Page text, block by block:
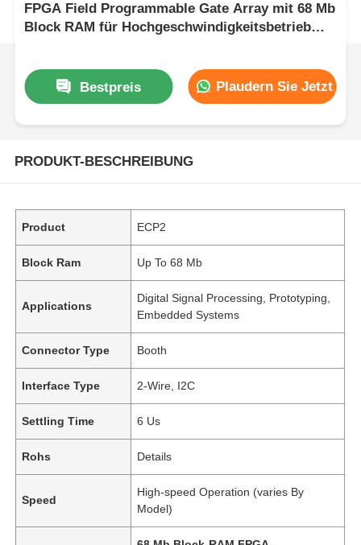
FPGA Field Programmable Gate Array mit 68 Mb
Block RAM für Hochgeschwindigkeitsbetrieb
Bestpreis Plaudern Sie Jetzt
PRODUKT-BESCHREIBUNG
Product ECP2
Block Ram Up To 68 Mb
Applications
Digital Signal Processing, Prototyping,
Embedded Systems
Connector Type Booth
Interface Type 2-Wire, I2C
Settling Time 6 Us
Rohs Details
Speed
High-speed Operation (varies By
Model)